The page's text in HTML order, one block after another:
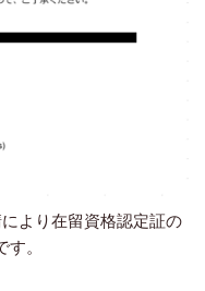
より在留資格認定証の
。